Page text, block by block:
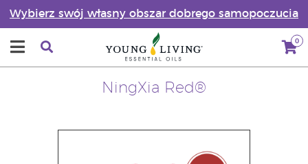
Wybierz swój własny obszar dobrego samopoczucia
0
NingXia Red®